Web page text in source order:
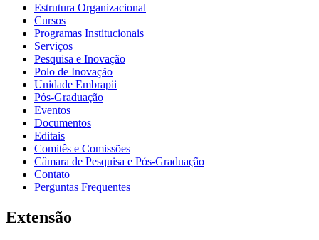
Estrutura Organizacional
Cursos
Programas Institucionais
Serviços
Pesquisa e Inovação
Polo de Inovação
Unidade Embrapii
Pós-Graduação
Eventos
Documentos
Editais
Comitês e Comissões
Câmara de Pesquisa e Pós-Graduação
Contato
Perguntas Frequentes
Extensão